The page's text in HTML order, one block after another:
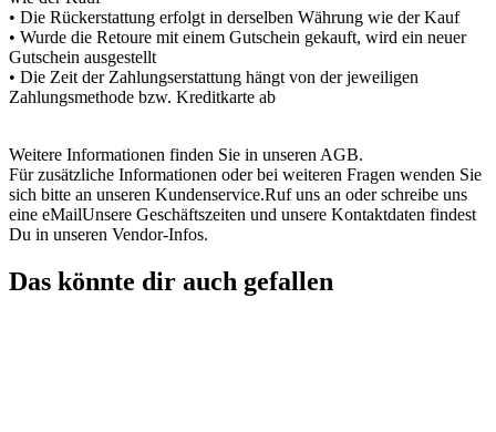
• Die Rückerstattung erfolgt in derselben Währung wie der Kauf
• Wurde die Retoure mit einem Gutschein gekauft, wird ein neuer
Gutschein ausgestellt
• Die Zeit der Zahlungserstattung hängt von der jeweiligen
Zahlungsmethode bzw. Kreditkarte ab
Weitere Informationen finden Sie in unseren AGB.
Für zusätzliche Informationen oder bei weiteren Fragen wenden Sie
sich bitte an unseren Kundenservice.Ruf uns an oder schreibe uns
eine eMailUnsere Geschäftszeiten und unsere Kontaktdaten findest
Du in unseren Vendor-Infos.
Das könnte dir auch gefallen